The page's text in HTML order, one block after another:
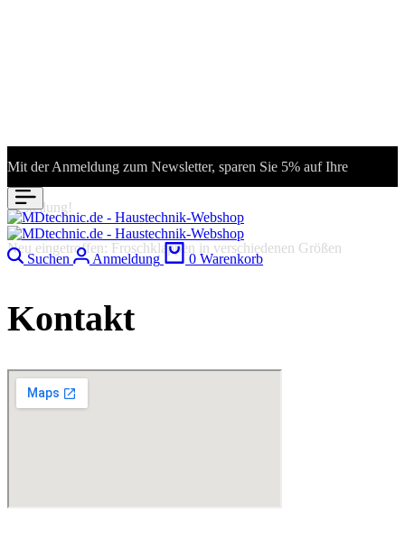
Mit der Anmeldung zum Newsletter, sparen Sie 5% auf Ihre
Bestellung!
Neu eingetroffen: Froschklappen in verschiedenen Größen
Suchen Anmeldung 0 Warenkorb
Kontakt